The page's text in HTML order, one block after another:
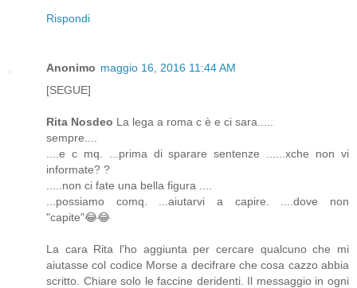
Rispondi
Anonimo maggio 16, 2016 11:44 AM
[SEGUE]
Rita Nosdeo La lega a roma c è e ci sara.....
sempre....
....e c mq. ...prima di sparare sentenze ......xche non vi
informate? ?
.....non ci fate una bella figura ....
...possiamo comq. ...aiutarvi a capire. ....dove non
"capite"😂😂
La cara Rita l'ho aggiunta per cercare qualcuno che mi
aiutasse col codice Morse a decifrare che cosa cazzo abbia
scritto. Chiare solo le faccine deridenti. Il messaggio in ogni